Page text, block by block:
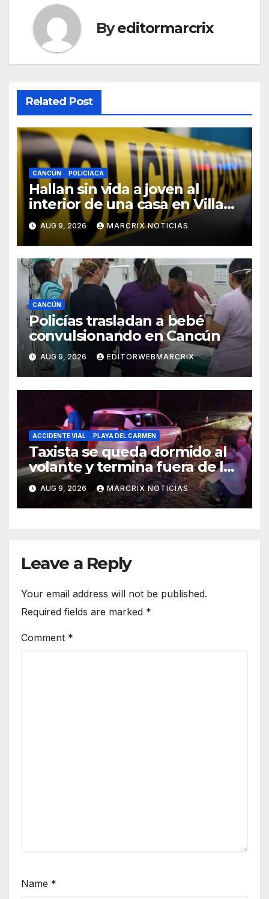
Byeditormarcrix
Related Post
CANCÚN POLICIACA
Hallan sin vida a joven al
interior de una casa en Villas
Otoch de Cancún
AUG 9, 2026 MARCRIX NOTICIAS
CANCÚN
Policías trasladan a bebé
convulsionando en Cancún
AUG 9, 2026 EDITORWEBMARCRIX
ACCIDENTE VIAL PLAYA DEL CARMEN
Taxista se queda dormido al
volante y termina fuera de la
Carretera Federal 307
AUG 9, 2026 MARCRIX NOTICIAS
Leave a Reply
Your email address will not be published.
Required fields are marked *
Comment *
Name *